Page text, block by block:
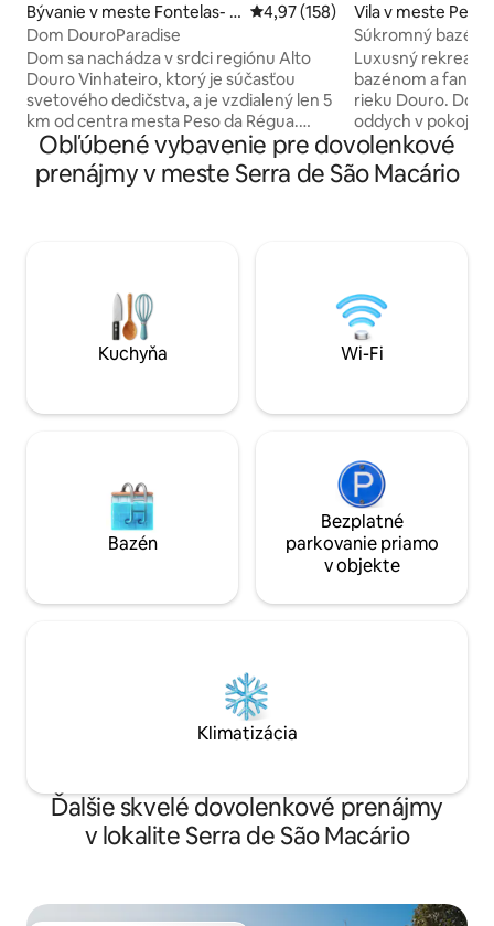
Bývanie v meste Fontelas- P
eso da Régua
Priemerné ohodnotenie 4,97 z
4,97 (158)
Dom DouroParadise
Dom sa nachádza v srdci regiónu Alto
Douro Vinhateiro, ktorý je súčasťou
svetového dedičstva, a je vzdialený len 5
km od centra mesta Peso da Régua.
Pozostáva z 3 apartmánov (z ktorých 2
majú prístup do obývacej izby zvonku), 2
spální, kuchyne a obývacej izby,
môžete si vychutnať bazén s
nádherným výhľadom na veľmi
oceňovanú rieku Douro.
Vila v meste
Súkromný bazén
Luxus a dizajn
Luxusný
bazénom a
rieku Douro. Dokonalé útočisko na
oddych v pokoji
severného
rodiny a skupiny
Douro, letisko: 1
kanoistika 🧺
Office: Rýchle
Obľúbené vybavenie pre dovolenkové
prenájmy v meste Serra de São Macário
Kuchyňa Wi-Fi
Bazén
Bezplatné
parkovanie priamo
v objekte
Klimatizácia
Ďalšie skvelé dovolenkové prenájmy
v lokalite Serra de São Macário